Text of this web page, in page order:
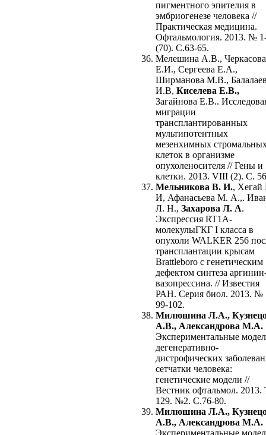
пигментного эпителия в
эмбриогенезе человека //
Практическая медицина.
Офтальмология. 2013. №
(70). С.63-65.
Мелешина А.В., Черкасова
Е.И., Сергеева Е.А.,
Ширманова М.В.,
И.В, Киселева Е.В.,
Загайнова Е.В..
миграции
трансплантированных
мультипотентных
мезенхимных
клеток в организме
опухоленосителя // Гены и
клетки. 2013. VIII (2). C.
Мельникова В. И., Хегай
И, Афанасьева М. А.,.
Л. Н., Захарова Л. А.
Экспрессия RT1A-
молекулыГКГ I класса в
опухоли WALKER 256
трансплантации крысам
Brattleboro с генетическим
дефектом синтеза
вазопрессина. // Известия
РАН. Серия биол. 2013. №
99-102.
Милюшина Л.А.,
А.В., Александрова М.А.
Экспериментальные
дегенеративно-
дистрофических
сетчатки человека:
генетические модели //
Вестник офтальмол. 2013.
129. №2. С.76-80.
Милюшина Л.А.,
А.В., Александрова М.А.